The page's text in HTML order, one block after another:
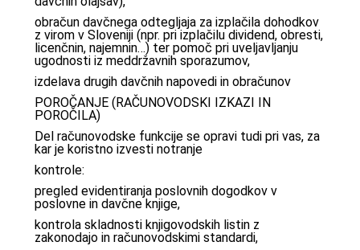
obračun davčnega odtegljaja za izplačila dohodkov
z virom v Sloveniji (npr. pri izplačilu dividend, obresti,
licenčnin, najemnin…) ter pomoč pri uveljavljanju
ugodnosti iz meddržavnih sporazumov,
izdelava drugih davčnih napovedi in obračunov
POROČANJE (RAČUNOVODSKI IZKAZI IN
POROČILA)
Del računovodske funkcije se opravi tudi pri vas, za
kar je koristno izvesti notranje
kontrole:
pregled evidentiranja poslovnih dogodkov v
poslovne in davčne knjige,
kontrola skladnosti knjigovodskih listin z
zakonodajo in računovodskimi standardi,